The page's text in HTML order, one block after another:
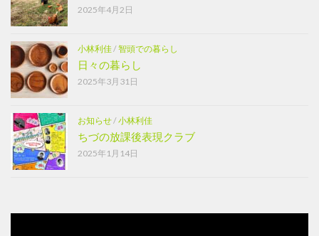
2025年4月2日
小林利佳/智頭での暮らし
日々の暮らし
2025年3月31日
お知らせ/小林利佳
ちづの放課後表現クラブ
2025年1月14日